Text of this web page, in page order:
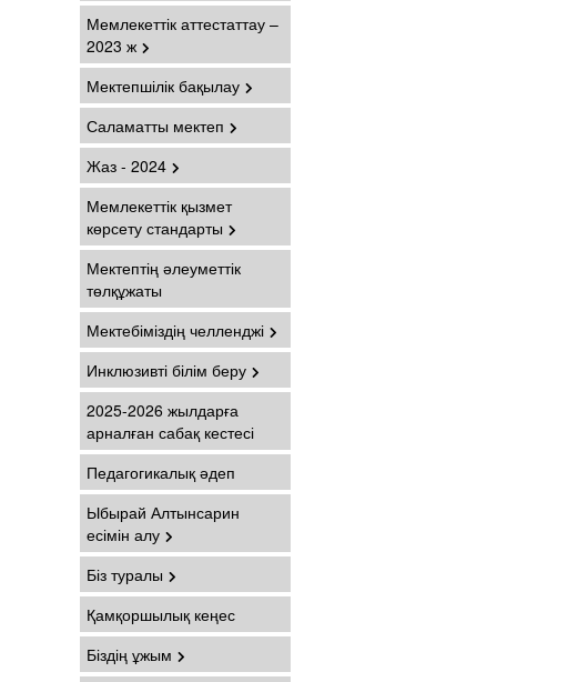
Мемлекеттік аттестаттау –
2023 ж
Мектепшілік бақылау
Саламатты мектеп
Жаз - 2024
Мемлекеттік қызмет
көрсету стандарты
Мектептің әлеуметтік
төлқұжаты
Мектебіміздің челленджі
Инклюзивті білім беру
2025-2026 жылдарға
арналған сабақ кестесі
Педагогикалық әдеп
Ыбырай Алтынсарин
есімін алу
Біз туралы
Қамқоршылық кеңес
Біздің ұжым